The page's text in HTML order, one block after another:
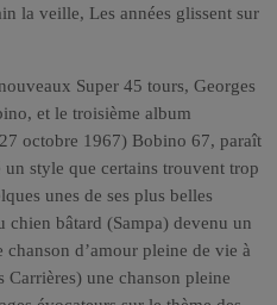
la veille, Les années glissent sur
Super 45 tours, Georges
et le troisième album
octobre 1967) Bobino 67, paraît
style que certains trouvent trop
unes de ses plus belles
chien bâtard (Sampa) devenu un
chanson d’amour pleine de vie à
Carrières) une chanson pleine